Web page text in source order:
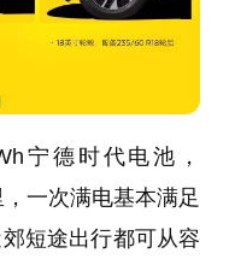
宁德时代电池，
一次满电基本满足
短途出行都可从容